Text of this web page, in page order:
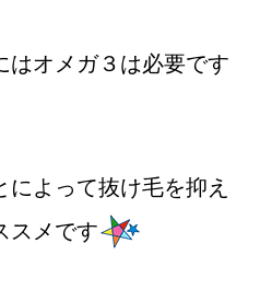
はオメガ３は必要です
よって抜け毛を抑え
スメです